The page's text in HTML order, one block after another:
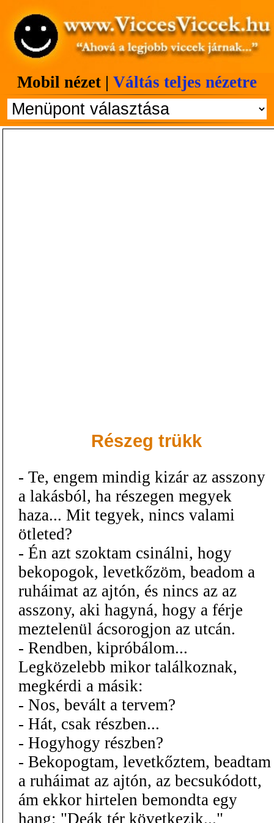
Mobil nézet | Váltás teljes nézetre
Részeg trükk
- Te, engem mindig kizár az asszony
a lakásból, ha részegen megyek
haza... Mit tegyek, nincs valami
ötleted?
- Én azt szoktam csinálni, hogy
bekopogok, levetkőzöm, beadom a
ruháimat az ajtón, és nincs az az
asszony, aki hagyná, hogy a férje
meztelenül ácsorogjon az utcán.
- Rendben, kipróbálom...
Legközelebb mikor találkoznak,
megkérdi a másik:
- Nos, bevált a tervem?
- Hát, csak részben...
- Hogyhogy részben?
- Bekopogtam, levetkőztem, beadtam
a ruháimat az ajtón, az becsukódott,
ám ekkor hirtelen bemondta egy
hang: "Deák tér következik..."